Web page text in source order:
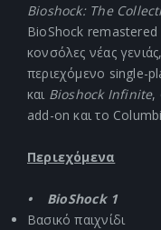
Bioshock: The
BioShock remastered
κονσόλες νέας
περιεχόμενο single-
και Bioshock Infinite,
add-on και το
Περιεχόμενα
• BioShock 1
Βασικό παιχνίδι